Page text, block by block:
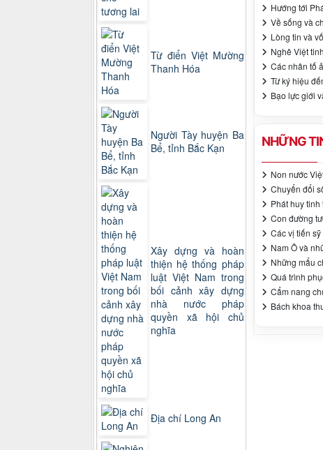
Hướng tới
Về sống và
Lòng tin và
Nghê Việt
Các nhân tố
Từ ký hiệu
Bạo lực giới
NHỮNG
Non nước
Chuyển đổi
Phát huy tinh
Con đường
Các vị tiến
Nam Ô và
Những mẩu
Quá trình
Cẩm nang
Bách khoa
Từ điển Việt Mường
Thanh Hóa
Người Tày huyện Ba
Bể, tỉnh Bắc Kạn
Xây dựng và hoàn
thiện hệ thống pháp
luật Việt Nam trong
bối cảnh xây dựng
nhà nước pháp
quyền xã hội chủ
nghĩa
Địa chí Long An